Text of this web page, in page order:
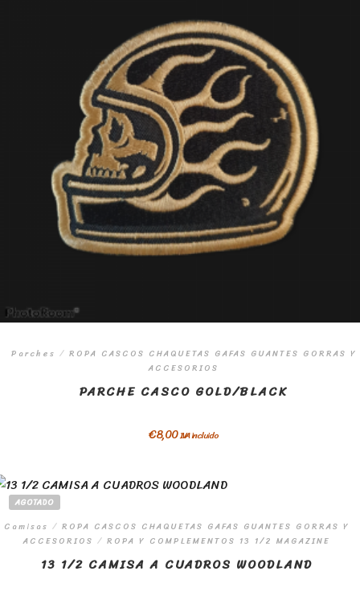
Parches / ROPA CASCOS CHAQUETAS GAFAS GUANTES GORRAS Y
ACCESORIOS
PARCHE CASCO GOLD/BLACK
€8,00IVA incluido
AGOTADO
Camisas / ROPA CASCOS CHAQUETAS GAFAS GUANTES GORRAS Y
ACCESORIOS / ROPA Y COMPLEMENTOS 13 1/2 MAGAZINE
13 1/2 CAMISA A CUADROS WOODLAND